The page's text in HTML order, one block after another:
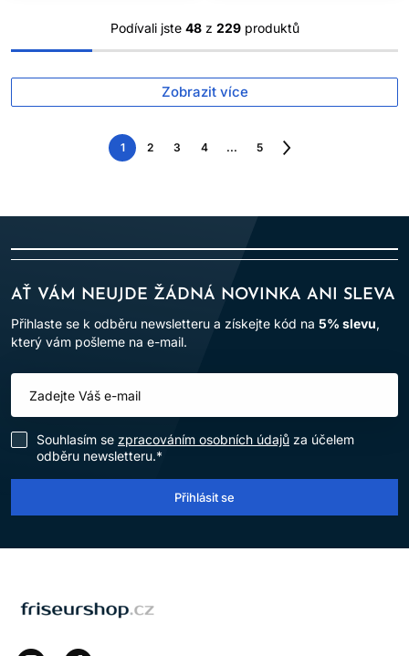
Podívali jste 48z 229produktů
Zobrazit více
1 2 3 4 ... 5
Následující
AŤ VÁM NEUJDE ŽÁDNÁ NOVINKA ANI SLEVA
Přihlaste se k odběru newsletteru a získejte kód na 5% slevu,
který vám pošleme na e-mail.
Souhlasím se zpracováním osobních údajů za účelem
odběru newsletteru.*
Přihlásit se